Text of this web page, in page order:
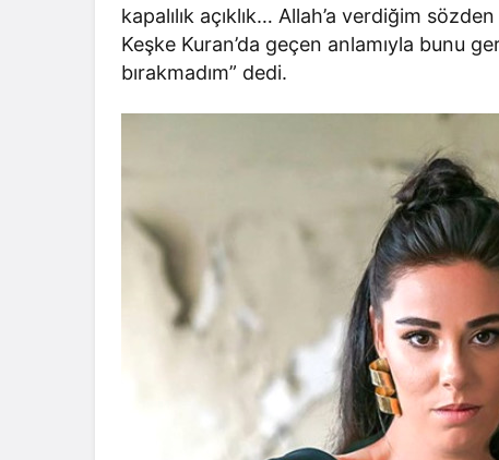
kapalılık açıklık… Allah’a verdiğim
Keşke Kuran’da geçen anlamıyla bunu
bırakmadım” dedi.